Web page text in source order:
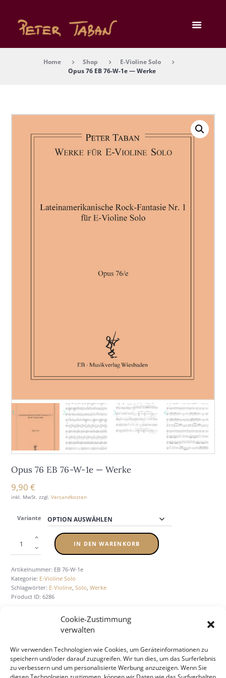
Cookie-Zustimmung
verwalten
Wir verwenden Technologien wie Cookies, um Geräteinformationen zu
speichern und/oder darauf zuzugreifen. Wir tun dies, um das Surferlebnis
zu verbessern und um personalisierte Werbung anzuzeigen. Wenn Sie
Home Shop
E-Violine Solo
Opus 76 EB 76-W-1e — Wer­ke
Opus 76 EB 76-W-1e — Wer­ke
9,90€
inkl. MwSt. zzgl.Versandkosten
Variante
IN DEN WARENKORB
Artikelnummer: EB 76-W-1e
Kategorie: E-Violine Solo
Schlagwörter: E-Violine,Solo,Werke
Product ID:6286